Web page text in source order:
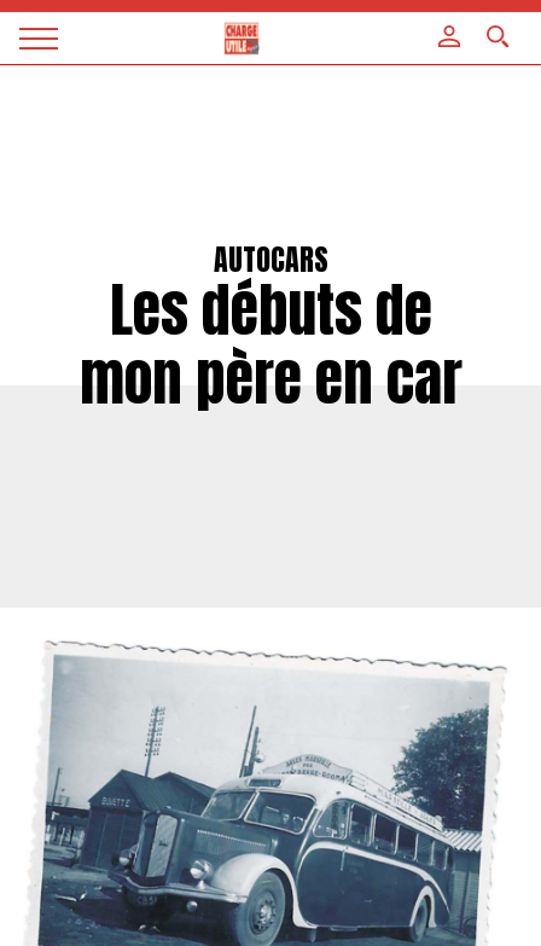
Magazine
AUTOCARS
Les débuts de
mon père en car
Panneau de gestion des cookies